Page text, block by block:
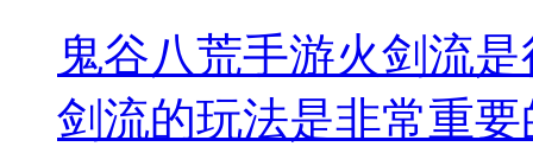
鬼谷八荒手游火剑流
剑流的玩法是非常重